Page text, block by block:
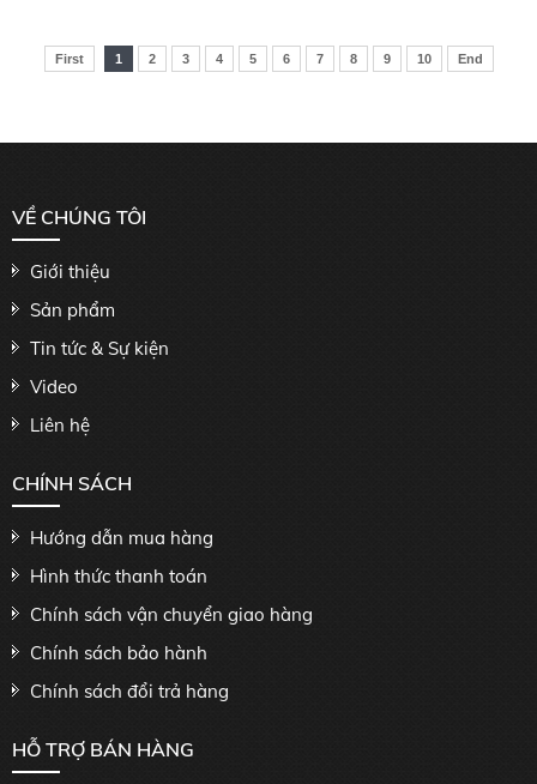
First 1 2 3 4 5 6 7 8 9 10 End
VỀ CHÚNG TÔI
Giới thiệu
Sản phẩm
Tin tức & Sự kiện
Video
Liên hệ
CHÍNH SÁCH
Hướng dẫn mua hàng
Hình thức thanh toán
Chính sách vận chuyển giao hàng
Chính sách bảo hành
Chính sách đổi trả hàng
HỖ TRỢ BÁN HÀNG